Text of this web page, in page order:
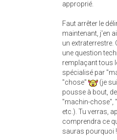
approprié.
Faut arrêter le
maintenant, j'en
un extraterrestre.
une question
remplaçant tous
spécialisé par
"chose"
(je
pousse à bout,
"machin-chose",
etc.). Tu verras,
comprendra ce
sauras pourquoi